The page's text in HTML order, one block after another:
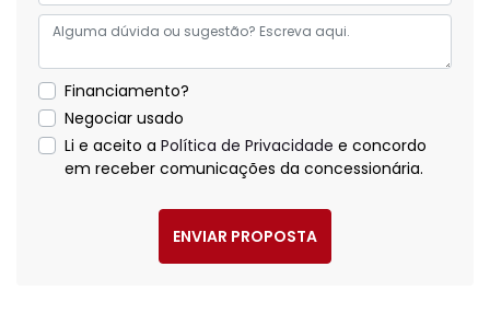
Financiamento?
Negociar usado
Li e aceito a Política de Privacidade e concordo
em receber comunicações da concessionária.
ENVIAR PROPOSTA